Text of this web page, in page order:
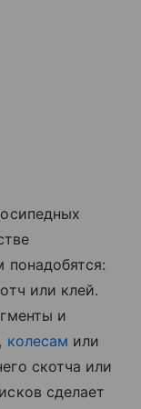
понадобятся:
или клей.
и
колесам или
скотча или
сделает